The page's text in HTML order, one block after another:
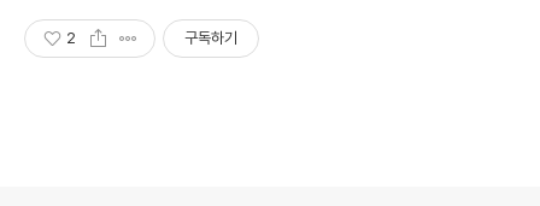
2 구독하기